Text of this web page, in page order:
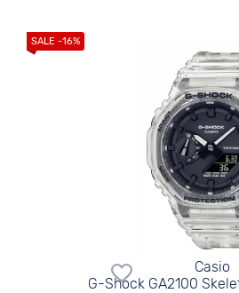
Casio
G-Shock GA2100